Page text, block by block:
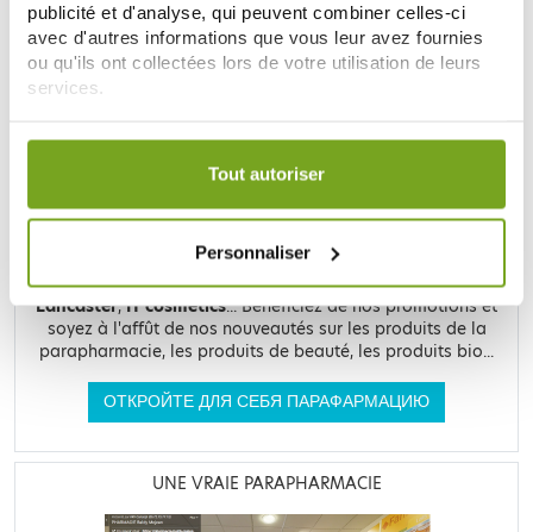
publicité et d'analyse, qui peuvent combiner celles-ci
avec d'autres informations que vous leur avez fournies
ou qu'ils ont collectées lors de votre utilisation de leurs
services.
Votre choix de consentement est conservé pendant une
Tout autoriser
Personnaliser
LE SITE DE PARAPHARMACIE EN LIGNE
Retrouvez plus de20 000 référencesà prix discount, de
marques préférées,Filorga,Nuxe Caudalie
Mustela,Uriage,Lierac,Garancia,Biocyte,Erborian,
Lancaster,IT cosmetics... Bénéficiez de nos promotions et
soyez à l'affût de nos nouveautés sur les produits de la
parapharmacie, les produits de beauté, les produits bio...
ОТКРОЙТЕ ДЛЯ СЕБЯ ПАРАФАРМАЦИЮ
UNE VRAIE PARAPHARMACIE